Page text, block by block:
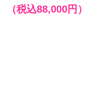
税込88,000円）